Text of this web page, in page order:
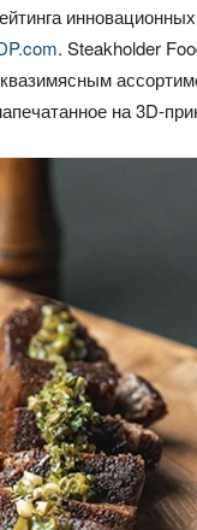
. Steakholder
на 3D-